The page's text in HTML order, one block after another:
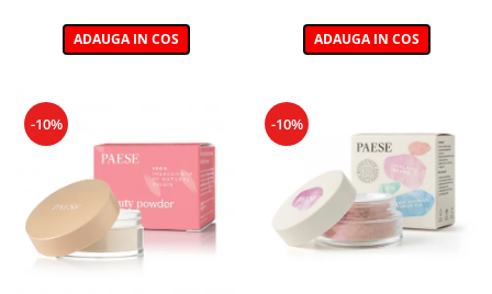
ADAUGA IN COS ADAUGA IN COS
-10% -10%